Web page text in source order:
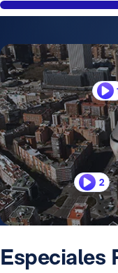
2
Especiales